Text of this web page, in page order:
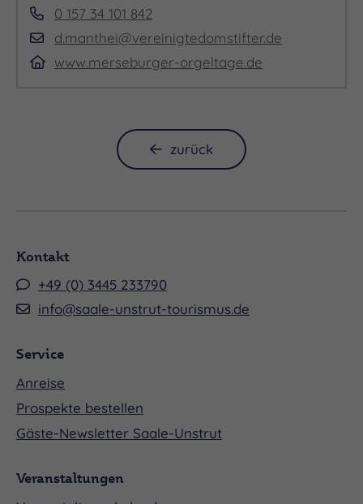
ENSEMBLES
Mitglieder des Collegium Vocale Leipzig
Staatskapelle Halle
0 157 34 101 842
d.manthei@vereinigtedomstifter.de
www.merseburger-orgeltage.de
zurück
Kontakt
+49 (0) 3445 233790
info@saale-unstrut-tourismus.de
Service
Anreise
Prospekte bestellen
Gäste-Newsletter Saale-Unstrut
Veranstaltungen